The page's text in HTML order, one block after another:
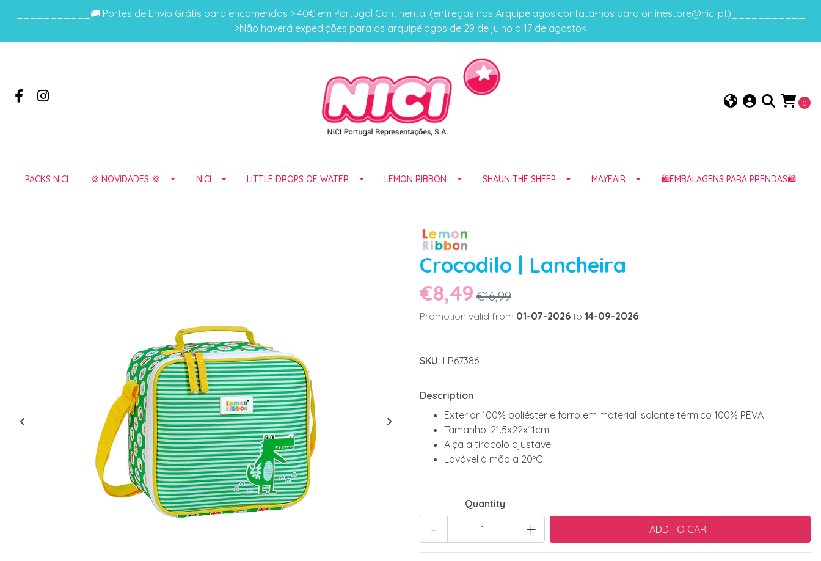
___________🚚 Portes de Envio Grátis para encomendas > 40€ em Portugal Continental (entregas nos Arquipélagos contata-nos para onlinestore@nici.pt)___________
>Não haverá expedições para os arquipélagos de 29 de julho a 17 de agosto<
0
PACKS NICI 💢 NOVIDADES 💢 NICI LITTLE DROPS OF WATER LEMON RIBBON SHAUN THE SHEEP MAYFAIR 🛍️EMBALAGENS PARA PRENDAS🛍️
Crocodilo | Lancheira
€8,49 €16,99
Promotion valid from 01-07-2026 to 14-09-2026
SKU: LR67386
Description
Exterior 100% poliéster e forro em material isolante térmico 100% PEVA
Tamanho: 21.5x22x11cm
Alça a tiracolo ajustável
Lavável à mão a 20ºC
Quantity
+
-